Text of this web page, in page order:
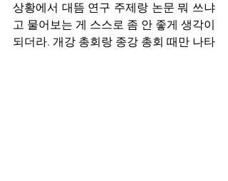
상황에서 대뜸 연구 주제랑 논문 뭐 쓰냐
고 물어보는 게 스스로 좀 안 좋게 생각이
되더라. 개강 총회랑 종강 총회 때만 나타